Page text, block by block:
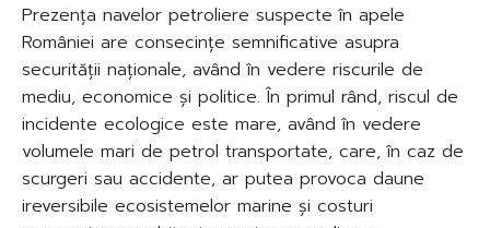
Prezența navelor petroliere suspecte în apele
României are consecințe semnificative asupra
securității naționale, având în vedere riscurile de
mediu, economice și politice. În primul rând, riscul de
incidente ecologice este mare, având în vedere
volumele mari de petrol transportate, care, în caz de
scurgeri sau accidente, ar putea provoca daune
ireversibile ecosistemelor marine și costuri